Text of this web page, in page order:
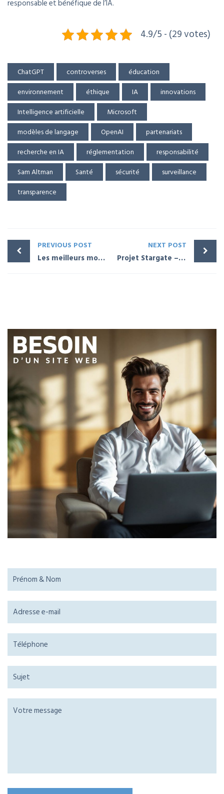
responsable et bénéfique de l’IA.
4.9/5 - (29 votes)
ChatGPT controverses
éducation
environnement
éthique IA
innovations
Intelligence artificielle
Microsoft
modèles de langage
OpenAI
partenariats
recherche en IA
réglementation
responsabilité
Sam Altman
Santé sécurité
surveillance
transparence
PREVIOUS POST
Les meilleurs modules de paiement avec WordPress
NEXT POST
Projet Stargate – Intelligence artificielle avec Trump